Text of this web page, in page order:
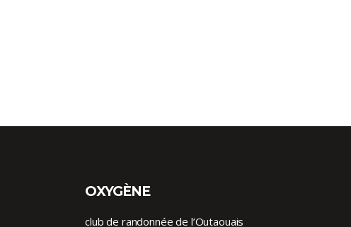
OXYGÈNE
club de randonnée de l’Outaouais